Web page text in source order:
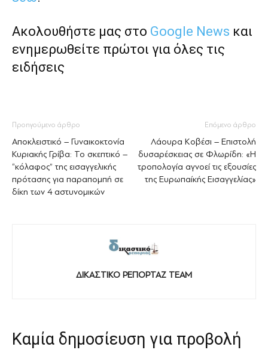
Ακολουθήστε μας στο Google News και
ενημερωθείτε πρώτοι για όλες τις
ειδήσεις
Προηγούμενο άρθρο
Αποκλειστικό – Γυναικοκτονία
Κυριακής Γρίβα: Το σκεπτικό –
“κόλαφος” της εισαγγελικής
πρότασης για παραπομπή σε
δίκη των 4 αστυνομικών
Επόμενο άρθρο
Λάουρα Κοβέσι – Επιστολή
δυσαρέσκειας σε Φλωρίδη: «Η
τροπολογία αγνοεί τις εξουσίες
της Ευρωπαίκής Εισαγγελίας»
ΔΙΚΑΣΤΙΚΟ ΡΕΠΟΡΤΑΖ TEAM
Καμία δημοσίευση για προβολή